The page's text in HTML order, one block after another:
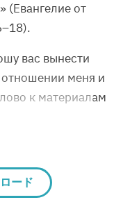
(Евангелие от
вас вынести
меня и
к материалам
ード